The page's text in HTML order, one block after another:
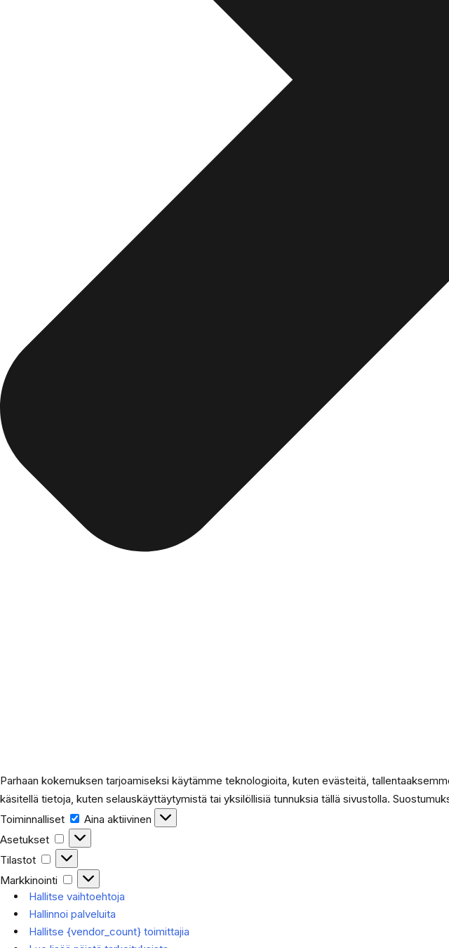
Parhaan kokemuksen tarjoamiseksi käytämme teknologioita, kuten evästeitä,
käsitellä tietoja, kuten selauskäyttäytymistä tai yksilöllisiä tunnuksia tällä sivustolla.
Toiminnalliset
Toiminnalliset
Aina aktiivinen
Asetukset
Asetukset
Tilastot
Tilastot
Markkinointi
Markkinointi
Hallitse vaihtoehtoja
Hallinnoi palveluita
Hallitse {vendor_count} toimittajia